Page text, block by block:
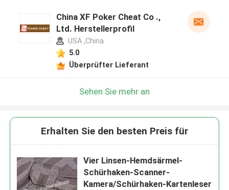
China XF Poker Cheat Co .,
Ltd. Herstellerprofil
USA ,China
5.0
Überprüfter Lieferant
Sehen Sie mehr an
Erhalten Sie den besten Preis für
Vier Linsen-Hemdsärmel-
Schürhaken-Scanner-
Kamera/Schürhaken-Kartenleser